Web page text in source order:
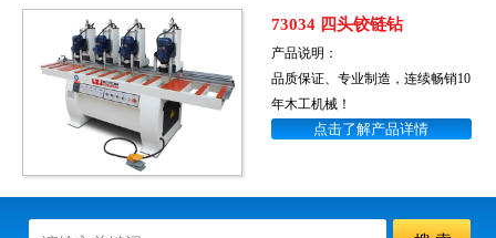
73034 四头铰链钻
产品说明：
品质保证、专业制造，连续畅销10
年木工机械！
点击了解产品详情